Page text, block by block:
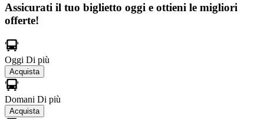
Assicurati il ​​tuo biglietto oggi e ottieni le migliori
offerte!
Oggi Di più
Acquista
Domani Di più
Acquista